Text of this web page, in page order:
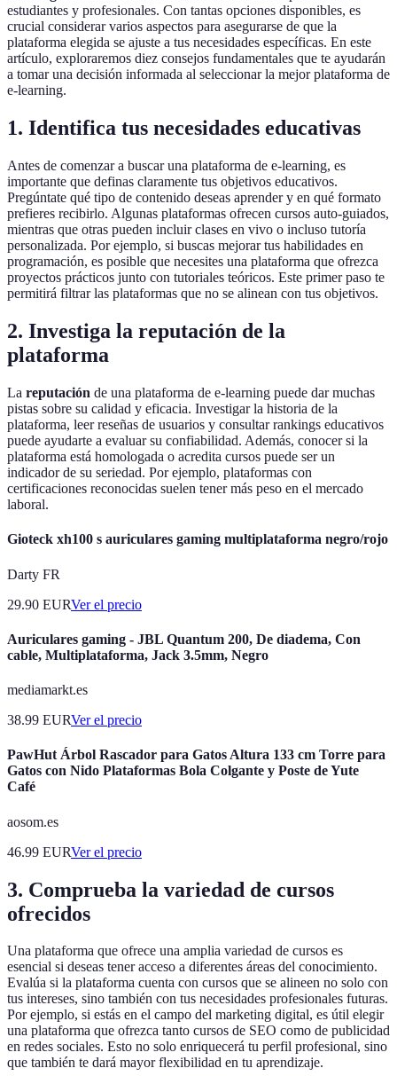
estudiantes y profesionales. Con tantas opciones disponibles, es
crucial considerar varios aspectos para asegurarse de que la
plataforma elegida se ajuste a tus necesidades específicas. En este
artículo, exploraremos diez consejos fundamentales que te ayudarán
a tomar una decisión informada al seleccionar la mejor plataforma de
e-learning.
1. Identifica tus necesidades educativas
Antes de comenzar a buscar una plataforma de e-learning, es
importante que definas claramente tus objetivos educativos.
Pregúntate qué tipo de contenido deseas aprender y en qué formato
prefieres recibirlo. Algunas plataformas ofrecen cursos auto-guiados,
mientras que otras pueden incluir clases en vivo o incluso tutoría
personalizada. Por ejemplo, si buscas mejorar tus habilidades en
programación, es posible que necesites una plataforma que ofrezca
proyectos prácticos junto con tutoriales teóricos. Este primer paso te
permitirá filtrar las plataformas que no se alinean con tus objetivos.
2. Investiga la reputación de la
plataforma
La reputación de una plataforma de e-learning puede dar muchas
pistas sobre su calidad y eficacia. Investigar la historia de la
plataforma, leer reseñas de usuarios y consultar rankings educativos
puede ayudarte a evaluar su confiabilidad. Además, conocer si la
plataforma está homologada o acredita cursos puede ser un
indicador de su seriedad. Por ejemplo, plataformas con
certificaciones reconocidas suelen tener más peso en el mercado
laboral.
Gioteck xh100 s auriculares gaming multiplataforma negro/rojo
Darty FR
29.90 EURVer el precio
Auriculares gaming - JBL Quantum 200, De diadema, Con
cable, Multiplataforma, Jack 3.5mm, Negro
mediamarkt.es
38.99 EURVer el precio
PawHut Árbol Rascador para Gatos Altura 133 cm Torre para
Gatos con Nido Plataformas Bola Colgante y Poste de Yute
Café
aosom.es
46.99 EURVer el precio
3. Comprueba la variedad de cursos
ofrecidos
Una plataforma que ofrece una amplia variedad de cursos es
esencial si deseas tener acceso a diferentes áreas del conocimiento.
Evalúa si la plataforma cuenta con cursos que se alineen no solo con
tus intereses, sino también con tus necesidades profesionales futuras.
Por ejemplo, si estás en el campo del marketing digital, es útil elegir
una plataforma que ofrezca tanto cursos de SEO como de publicidad
en redes sociales. Esto no solo enriquecerá tu perfil profesional, sino
que también te dará mayor flexibilidad en tu aprendizaje.